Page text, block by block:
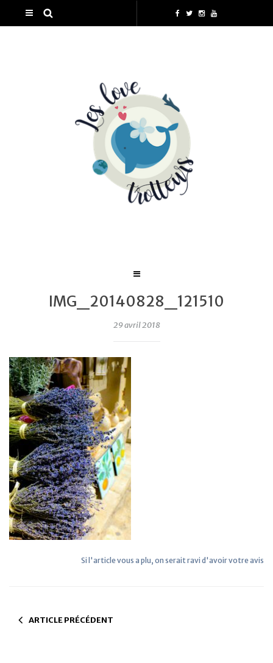
IMG_20140828_121510
29 avril 2018
Si l'article vous a plu, on serait ravi d'avoir votre avis
ARTICLE PRÉCÉDENT